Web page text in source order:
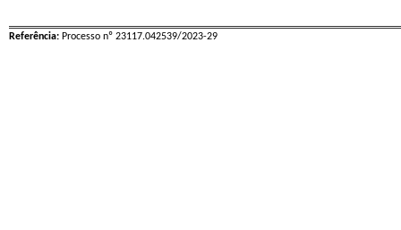
Referência: Processo nº 23117.042539/2023-29